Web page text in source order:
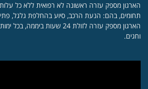
הארגון מספק עזרה ראשונה לא רפואית ללא כל
תחומים, בהם: הנעת הרכב, סיוע בהחלפת גלגל,
הארגון מספק עזרה לזולת 24
וחגים.